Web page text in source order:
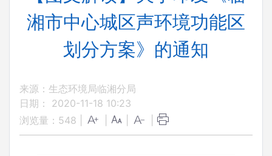
湘市中心城区声环境功能区
划分方案》的通知
来源：生态环境局临湘分局
日期： 2020-11-18 10:23
浏览量： 548